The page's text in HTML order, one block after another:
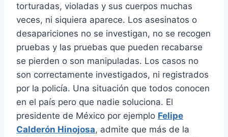
torturadas, violadas y sus cuerpos muchas
veces, ni siquiera aparece. Los asesinatos o
desapariciones no se investigan, no se recogen
pruebas y las pruebas que pueden recabarse
se pierden o son manipuladas. Los casos no
son correctamente investigados, ni registrados
por la policía. Una situación que todos conocen
en el país pero que nadie soluciona. El
presidente de México por ejemplo Felipe
Calderón Hinojosa, admite que más de la